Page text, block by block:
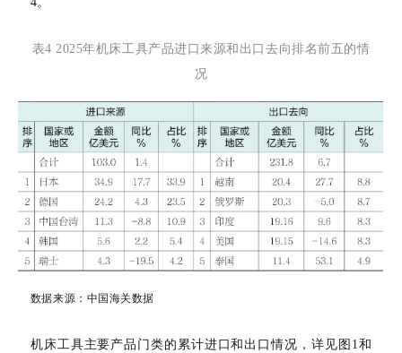
表4 2025年机床工具产品进口来源和出口去向排名前五的情
况
数据来源： 中国海关数据
机床工具主要产品门类的累计进口和出口情况，详见图 1和